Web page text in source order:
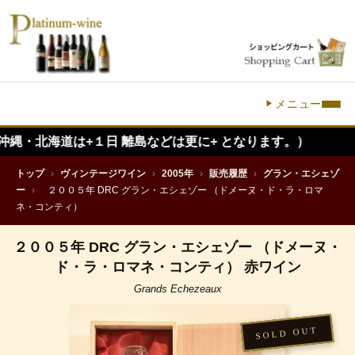
メニュー
１日 離島などは更に+ となります。）
トップ › ヴィンテージワイン › 2005年 › 販売履歴 ›
グラン・エシェゾ
ー ›
２００５年 DRC グラン・エシェゾー （ドメーヌ・ド・ラ・ロマ
ネ・コンティ）
２００５年 DRC グラン・エシェゾー （ドメーヌ・
ド・ラ・ロマネ・コンティ） 赤ワイン
Grands Echezeaux